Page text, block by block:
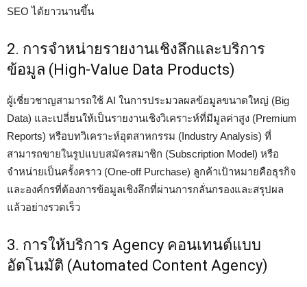
SEO ได้ยาวนานขึ้น
2. การจำหน่ายรายงานเชิงลึกและบริการ
ข้อมูล (High-Value Data Products)
ผู้เชี่ยวชาญสามารถใช้ AI ในการประมวลผลข้อมูลขนาดใหญ่ (Big
Data) และเปลี่ยนให้เป็นรายงานเชิงวิเคราะห์ที่มีมูลค่าสูง (Premium
Reports) หรือบทวิเคราะห์อุตสาหกรรม (Industry Analysis) ที่
สามารถขายในรูปแบบสมัครสมาชิก (Subscription Model) หรือ
จำหน่ายเป็นครั้งคราว (One-off Purchase) ลูกค้าเป้าหมายคือธุรกิจ
และองค์กรที่ต้องการข้อมูลเชิงลึกที่ผ่านการกลั่นกรองและสรุปผล
แล้วอย่างรวดเร็ว
3. การให้บริการ Agency คอนเทนต์แบบ
อัตโนมัติ (Automated Content Agency)